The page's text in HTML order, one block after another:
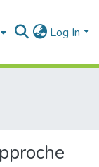
Log In